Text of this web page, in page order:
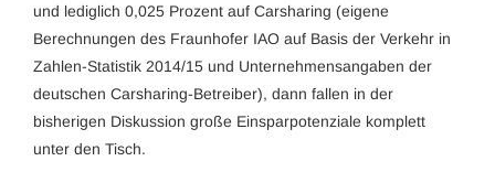
und lediglich 0,025 Prozent auf Carsharing (eigene
Berechnungen des Fraunhofer IAO auf Basis der Verkehr in
Zahlen-Statistik 2014/15 und Unternehmensangaben der
deutschen Carsharing-Betreiber), dann fallen in der
bisherigen Diskussion große Einsparpotenziale komplett
unter den Tisch.